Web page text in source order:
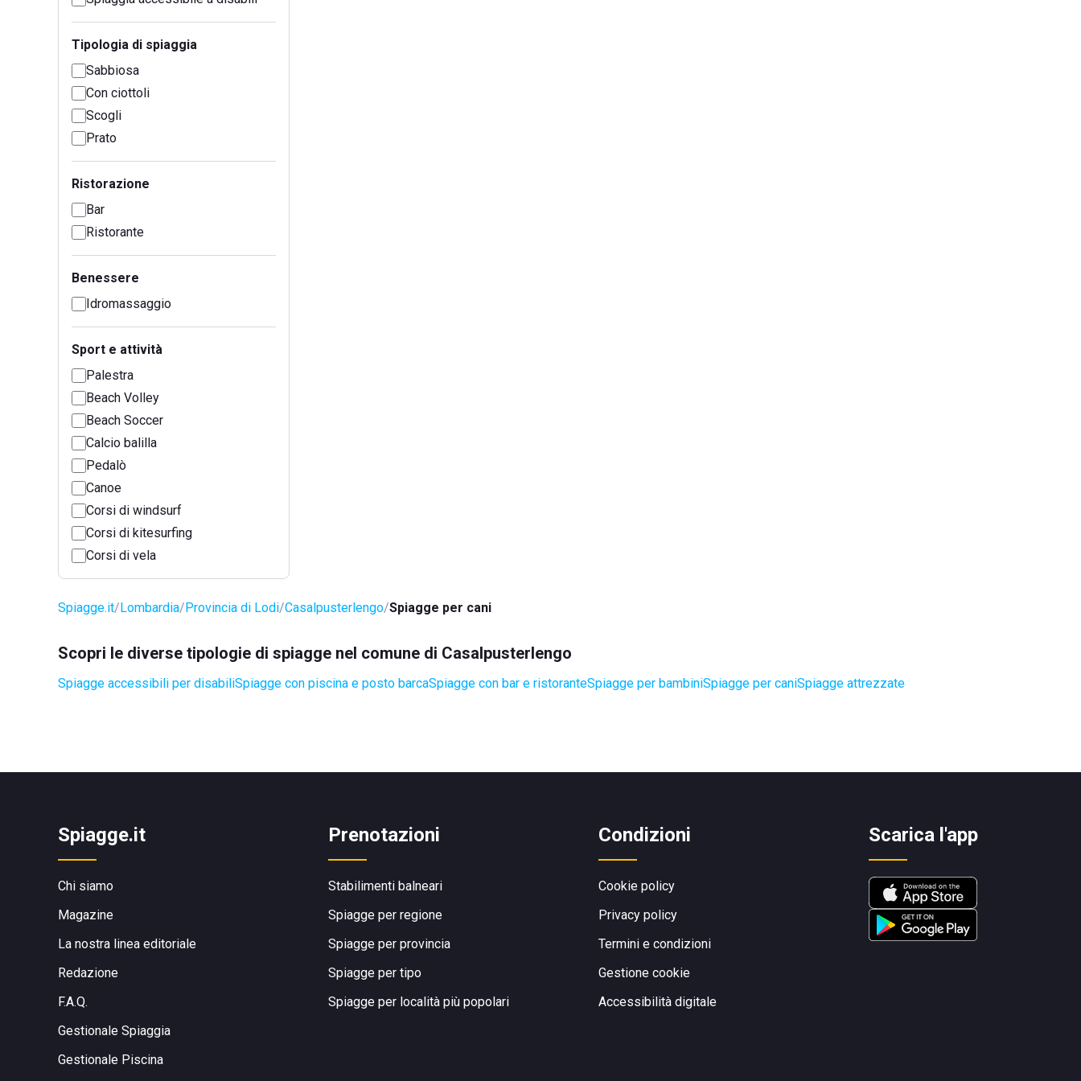
Tipologia di spiaggia
Sabbiosa
Con ciottoli
Scogli
Prato
Ristorazione
Bar
Ristorante
Benessere
Idromassaggio
Sport e attività
Palestra
Beach Volley
Beach Soccer
Calcio balilla
Pedalò
Canoe
Corsi di windsurf
Corsi di kitesurfing
Corsi di vela
Spiagge.it Lombardia Provincia di Lodi Casalpusterlengo Spiagge per cani
Scopri le diverse tipologie di spiagge nel comune di Casalpusterlengo
Spiagge accessibili per disabiliSpiagge con piscina e posto barcaSpiagge con bar e ristoranteSpiagge per bambiniSpiagge per caniSpiagge attrezzate
Spiagge.it
Chi siamo
Magazine
La nostra linea editoriale
Redazione
F.A.Q.
Gestionale Spiaggia
Gestionale Piscina
Prenotazioni
Stabilimenti balneari
Spiagge per regione
Spiagge per provincia
Spiagge per tipo
Spiagge per località più popolari
Condizioni
Cookie policy
Privacy policy
Termini e condizioni
Gestione cookie
Accessibilità digitale
Scarica l'app